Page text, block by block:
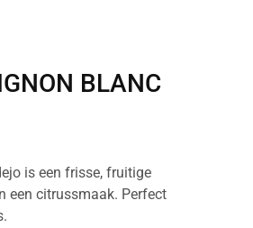
BLANC
is een frisse, fruitige
een citrussmaak. Perfect